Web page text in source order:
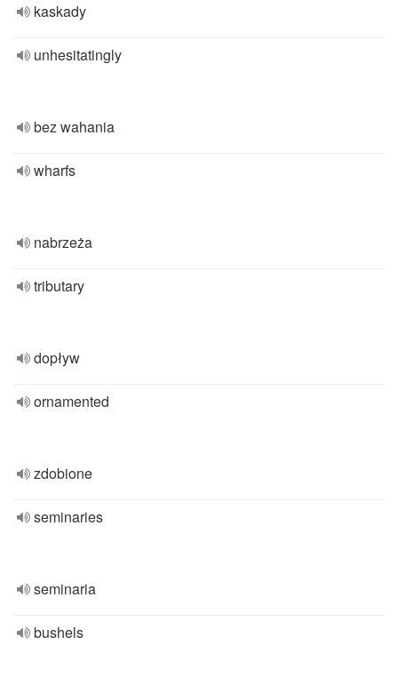
kaskady
unhesitatingly
bez wahania
wharfs
nabrzeża
tributary
dopływ
ornamented
zdobione
seminaries
seminaria
bushels